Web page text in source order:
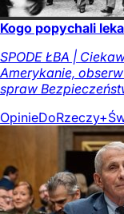
Kogo popychali
SPODE ŁBA |
Amerykanie,
spraw
OpinieDoRzeczy+